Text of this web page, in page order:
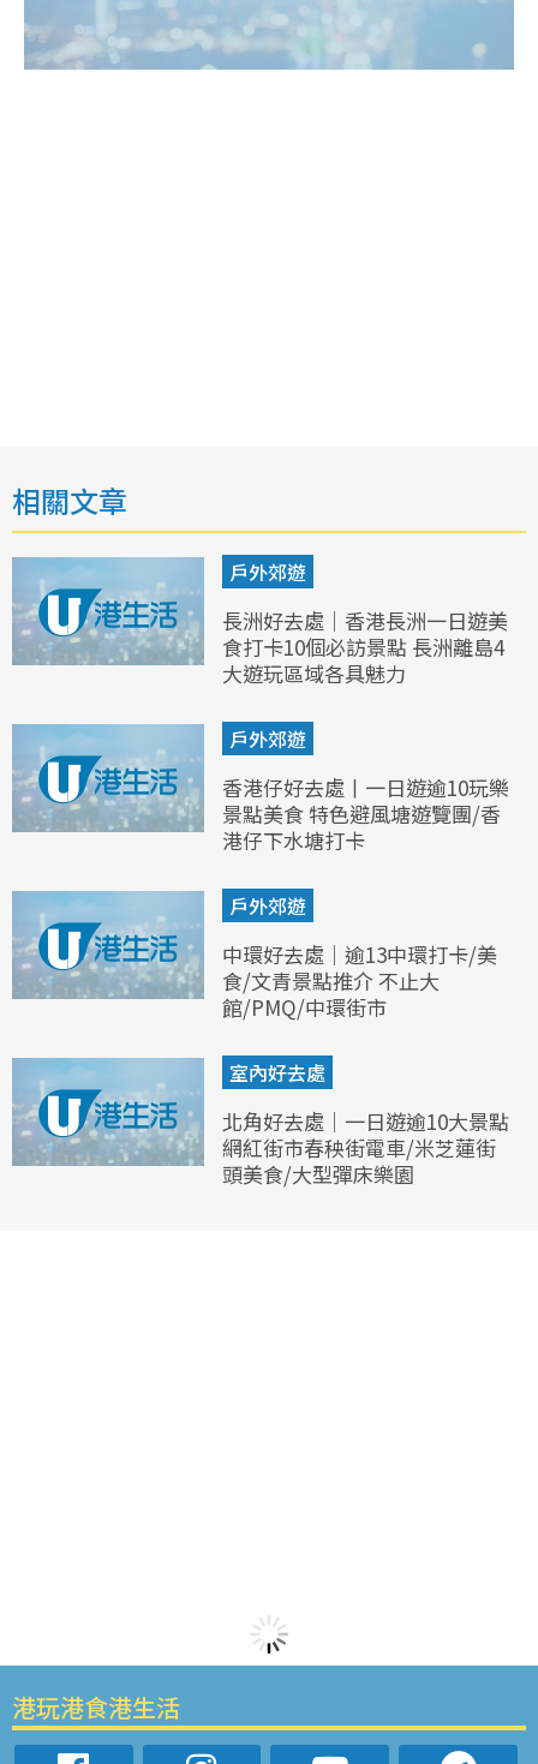
相關文章
戶外郊遊
長洲好去處｜香港長洲一日遊美
食打卡10個必訪景點 長洲離島4
大遊玩區域各具魅力
戶外郊遊
香港仔好去處丨一日遊逾10玩樂
景點美食 特色避風塘遊覽團/香
港仔下水塘打卡
戶外郊遊
中環好去處｜逾13中環打卡/美
食/文青景點推介 不止大
館/PMQ/中環街市
室內好去處
北角好去處｜一日遊逾10大景點
網紅街市春秧街電車/米芝蓮街
頭美食/大型彈床樂園
港玩港食港生活